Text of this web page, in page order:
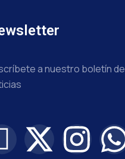
a nuestro boletín de